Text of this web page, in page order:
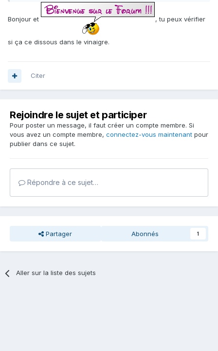
Bonjour et , tu peux vérifier
si ça ce dissous dans le vinaigre.
Citer
Rejoindre le sujet et participer
Pour poster un message, il faut créer un compte membre. Si
vous avez un compte membre, connectez-vous maintenant pour
publier dans ce sujet.
Répondre à ce sujet…
Partager Abonnés 1
Aller sur la liste des sujets